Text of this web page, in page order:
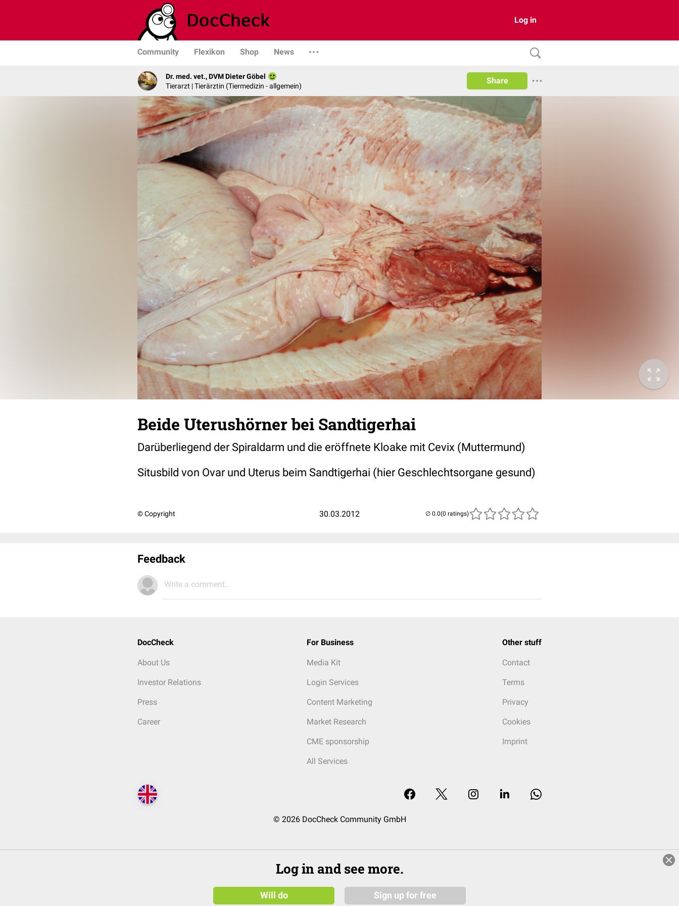
Log in
Community Flexikon Shop News
Dr. med. vet., DVM Dieter Göbel
Tierarzt | Tierärztin (Tiermedizin - allgemein)
Share
Beide Uterushörner bei Sandtigerhai
Darüberliegend der Spiraldarm und die eröffnete Kloake mit Cevix (Muttermund)
Situsbild von Ovar und Uterus beim Sandtigerhai (hier Geschlechtsorgane gesund)
© Copyright 30.03.2012 (0 ratings)
Feedback
Write a comment...
DocCheck
About Us
Investor Relations
Press
Career
For Business
Media Kit
Login Services
Content Marketing
Market Research
CME sponsorship
All Services
Other stuff
Contact
Terms
Privacy
Cookies
Imprint
© 2026 DocCheck Community GmbH
Log in and see more.
Will do Sign up for free